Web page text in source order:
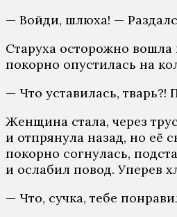
— Войди, шлюха! —
Старуха осторожно
покорно опустилась на
— Что уставилась, тварь?!
Женщина стала, через
и отпрянула назад, но её
покорно согнулась,
и ослабил повод. Уперев
— Что, сучка, тебе